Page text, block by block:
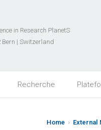
in Research PlanetS
| Switzerland
Recherche
Home › External